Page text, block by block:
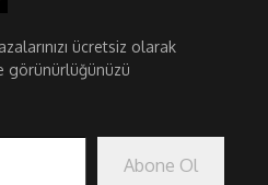
ücretsiz olarak
görünürlüğünüzü
Abone Ol